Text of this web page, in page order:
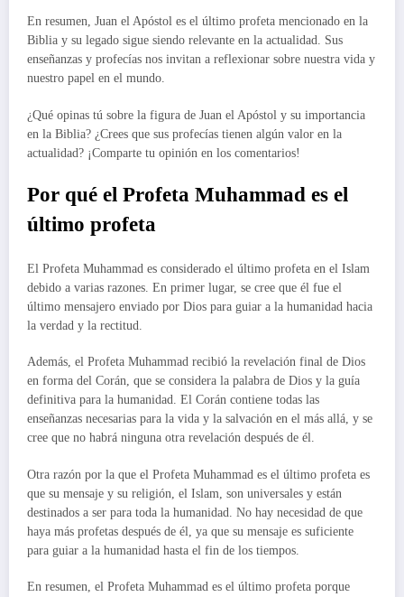
En resumen, Juan el Apóstol es el último profeta mencionado en la
Biblia y su legado sigue siendo relevante en la actualidad. Sus
enseñanzas y profecías nos invitan a reflexionar sobre nuestra vida y
nuestro papel en el mundo.
¿Qué opinas tú sobre la figura de Juan el Apóstol y su importancia
en la Biblia? ¿Crees que sus profecías tienen algún valor en la
actualidad? ¡Comparte tu opinión en los comentarios!
Por qué el Profeta Muhammad es el
último profeta
El Profeta Muhammad es considerado el último profeta en el Islam
debido a varias razones. En primer lugar, se cree que él fue el
último mensajero enviado por Dios para guiar a la humanidad hacia
la verdad y la rectitud.
Además, el Profeta Muhammad recibió la revelación final de Dios
en forma del Corán, que se considera la palabra de Dios y la guía
definitiva para la humanidad. El Corán contiene todas las
enseñanzas necesarias para la vida y la salvación en el más allá, y se
cree que no habrá ninguna otra revelación después de él.
Otra razón por la que el Profeta Muhammad es el último profeta es
que su mensaje y su religión, el Islam, son universales y están
destinados a ser para toda la humanidad. No hay necesidad de que
haya más profetas después de él, ya que su mensaje es suficiente
para guiar a la humanidad hasta el fin de los tiempos.
En resumen, el Profeta Muhammad es el último profeta porque